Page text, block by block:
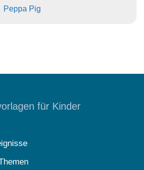
Peppa Pig
für Kinder